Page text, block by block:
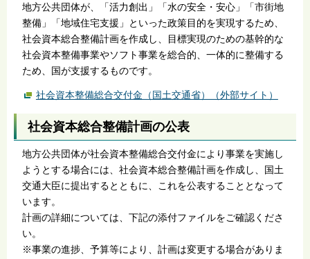
地方公共団体が、「活力創出」「水の安全・安心」「市街地
整備」「地域住宅支援」といった政策目的を実現するため、
社会資本総合整備計画を作成し、目標実現のための基幹的な
社会資本整備事業やソフト事業を総合的、一体的に整備する
ため、国が支援するものです。
社会資本整備総合交付金（国土交通省）（外部サイト）
社会資本総合整備計画の公表
地方公共団体が社会資本整備総合交付金により事業を実施し
ようとする場合には、社会資本総合整備計画を作成し、国土
交通大臣に提出するとともに、これを公表することとなって
います。
計画の詳細については、下記の添付ファイルをご確認くださ
い。
※事業の進捗、予算等により、計画は変更する場合がありま